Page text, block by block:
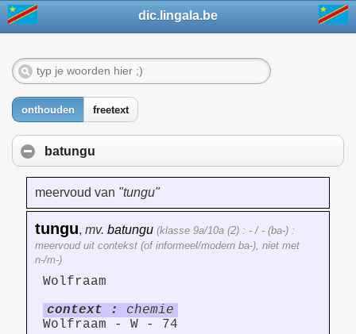
dic.lingala.be
onthouden freetext
batungu
meervoud van "tungu"
tungu, mv. batungu (klasse 9a/10a (2) : - / - (ba-) :
meervoud uit contekst (of informeel/modern ba-), niet met
n-/m-)
Wolfraam
context :
chemie
Wolfraam - W - 74